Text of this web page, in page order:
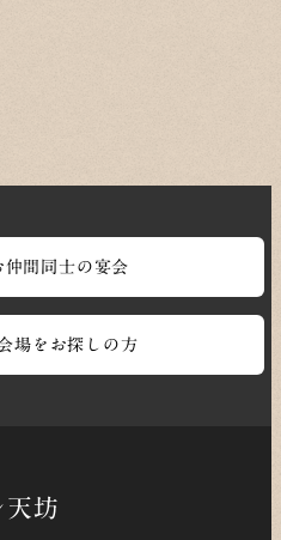
仲間同士の宴会
場をお探しの方
天坊